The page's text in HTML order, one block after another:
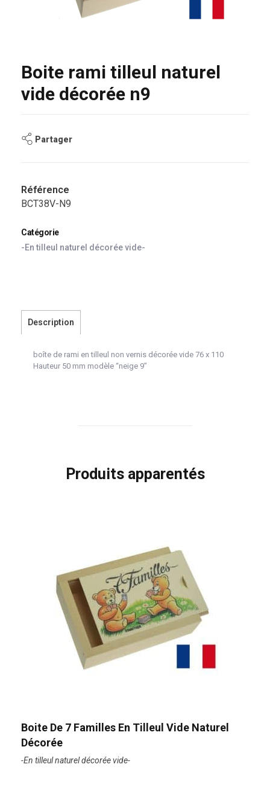
Boite rami tilleul naturel
vide décorée n9
Partager
Référence
BCT38V-N9
Catégorie
-En tilleul naturel décorée vide-
Description
boîte de rami en tilleul non vernis décorée vide 76 x 110
Hauteur 50 mm modèle “neige 9”
Produits apparentés
Boite De 7 Familles En Tilleul Vide Naturel
Décorée
-En tilleul naturel décorée vide-